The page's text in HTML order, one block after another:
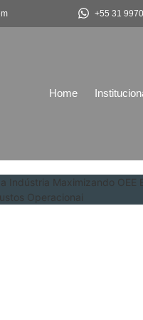
+55 31
Home